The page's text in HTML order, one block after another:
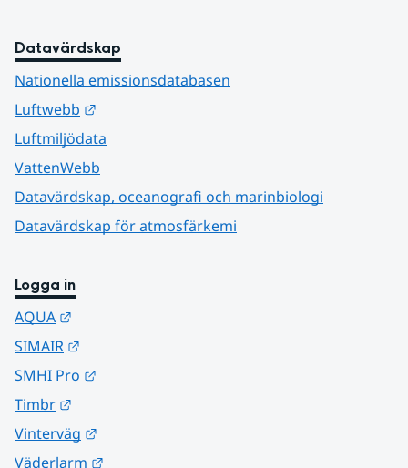
Datavärdskap
Nationella emissionsdatabasen
Luftwebb
Luftmiljödata
VattenWebb
Datavärdskap, oceanografi och marinbiologi
Datavärdskap för atmosfärkemi
Logga in
AQUA
SIMAIR
SMHI Pro
Timbr
Vinterväg
Väderlarm